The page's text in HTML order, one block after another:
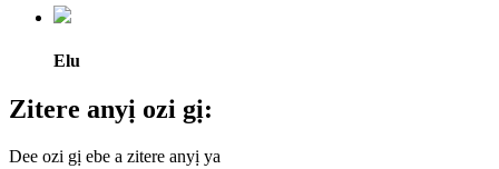
Elu
Zitere anyị ozi gị:
Dee ozi gị ebe a zitere anyị ya